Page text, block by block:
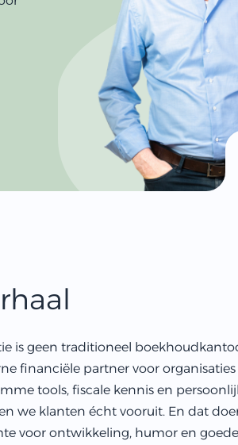
is geen traditioneel
financiële partner voor
tools, fiscale kennis en
we klanten écht vooruit. En dat
voor ontwikkeling, humor en